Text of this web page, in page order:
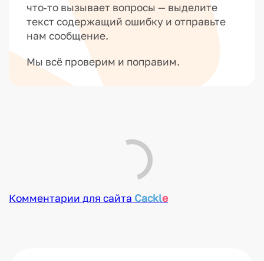
что‑то вызывает вопросы — выделите
текст содержащий ошибку и отправьте
нам сообщение.
Мы всё проверим и поправим.
Новые